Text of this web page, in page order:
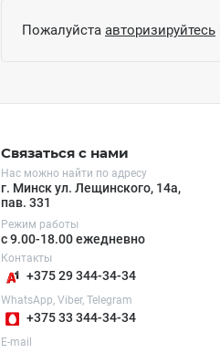
Пожалуйста авторизируйтесь
Связаться с нами
Нас можно найти по адресу
г. Минск ул. Лещинского, 14а,
пав. 331
Режим работы
с 9.00-18.00 ежедневно
Контакты
+375 29 344-34-34
WhatsApp, Viber, Telegram
+375 33 344-34-34
E-mail